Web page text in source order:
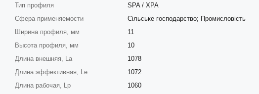
Тип профиля
SPA / XPA
Сфера применяемости
Сільське господарство; Промисловість
Ширина профиля, мм
11
Высота профиля, мм
10
Длина внешняя, La
1078
Длина эффективная, Le
1072
Длина рабочая, Lp
1060